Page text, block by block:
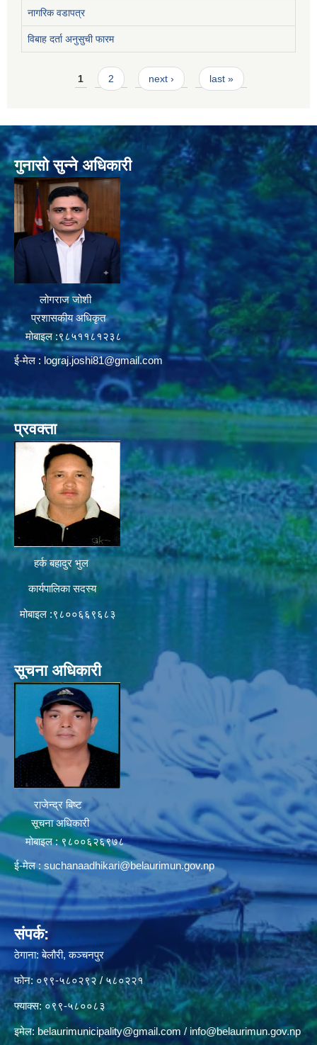
नागरिक वडापत्र
विबाह दर्ता अनुसुची फारम
Pages1 2 next › last »
गुनासो सुन्ने अधिकारी
लोगराज जोशी
प्रशासकीय अधिकृत
मोबाइल :९८५११८१२३८
ई-मेल : lograj.joshi81@gmail.com
प्रवक्ता
हर्क बहादुर भुल
कार्यपालिका सदस्य
मोबाइल :९८००६६९६८३
सूचना अधिकारी
राजेन्द्र बिष्ट
सूचना अधिकारी
मोबाइल : ९८००६२६९७८
ई-मेल : suchanaadhikari@belaurimun.gov.np
संपर्क:
ठेगाना: बेलौरी, कञ्चनपुर
फोन: ०९९-५८०२९२ / ५८०२२१
फ्याक्स: ०९९-५८००८३
इमेल:belaurimunicipality@gmail.com / info@belaurimun.gov.np